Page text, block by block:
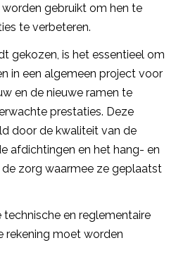
gebruikt om hen te
te verbeteren.
gekozen, is het essentieel om
in een algemeen project voor
en de nieuwe ramen te
prestaties. Deze
door de kwaliteit van de
afdichtingen en het hang- en
zorg waarmee ze geplaatst
en reglementaire
rekening moet worden